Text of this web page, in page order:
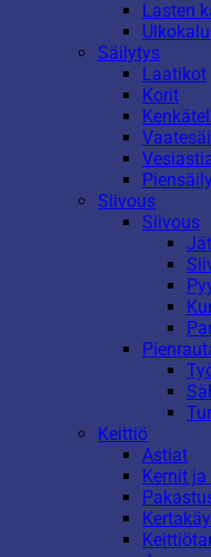
Lasten
Säilytys
Laatikot
Korit
Siivous
Siivous
Keittiö
Astiat
Kernit